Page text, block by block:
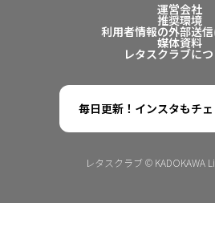
運営会社
推奨環境
利用者情報の外部送
媒体資料
レタスクラブに
毎日更新！インスタもチェ
レタスクラブ © KADOKAWA